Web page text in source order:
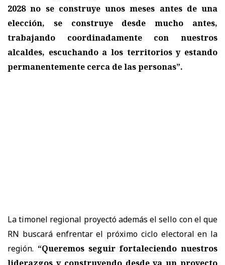
2028 no se construye unos meses antes de una
elección, se construye desde mucho antes,
trabajando coordinadamente con nuestros
alcaldes, escuchando a los territorios y estando
permanentemente cerca de las personas”.
La timonel regional proyectó además el sello con el que
RN buscará enfrentar el próximo ciclo electoral en la
región. “Queremos seguir fortaleciendo nuestros